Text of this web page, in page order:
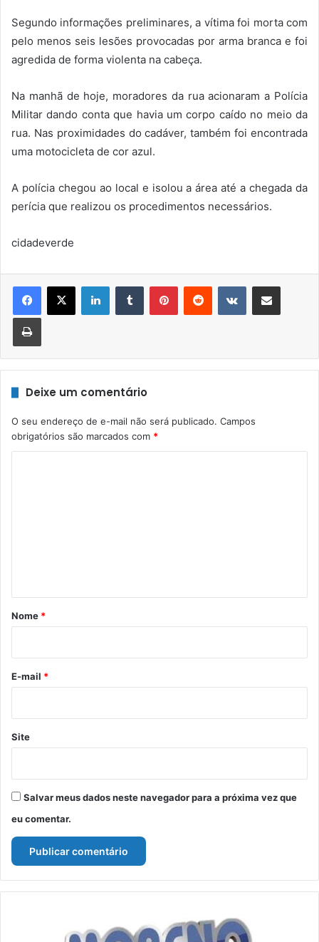
Segundo informações preliminares, a vítima foi morta com
pelo menos seis lesões provocadas por arma branca e foi
agredida de forma violenta na cabeça.
Na manhã de hoje, moradores da rua acionaram a Polícia
Militar dando conta que havia um corpo caído no meio da
rua. Nas proximidades do cadáver, também foi encontrada
uma motocicleta de cor azul.
A polícia chegou ao local e isolou a área até a chegada da
perícia que realizou os procedimentos necessários.
cidadeverde
LinkedinTumblr PinterestReddit VK Compartilhar via e-mail
Imprimir
Deixe um comentário
O seu endereço de e-mail não será publicado. Campos
obrigatórios são marcados com *
r
*
Nome *
E-mail *
Site
Salvar meus dados neste navegador para a próxima vez que
eu comentar.